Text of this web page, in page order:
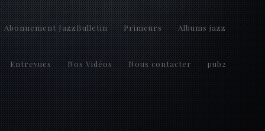
Abonnement JazzBulletin Primeurs Albums jazz
Entrevues Nos Vidéos Nous contacter pub2